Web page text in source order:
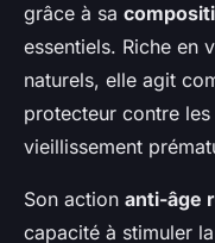
grâce à sa
essentiels. Riche en
naturels, elle agit
protecteur contre
vieillissement
Son action anti-âge
capacité à stimuler